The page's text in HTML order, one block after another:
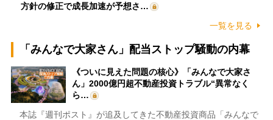
方針の修正で成長加速が予想さ…
一覧を見る
「みんなで大家さん」配当ストップ騒動の内幕
《ついに見えた問題の核心》「みんなで大家さ
ん」2000億円超不動産投資トラブル“異常なく
ら…
本誌『週刊ポスト』が追及してきた不動産投資商品「みんなで